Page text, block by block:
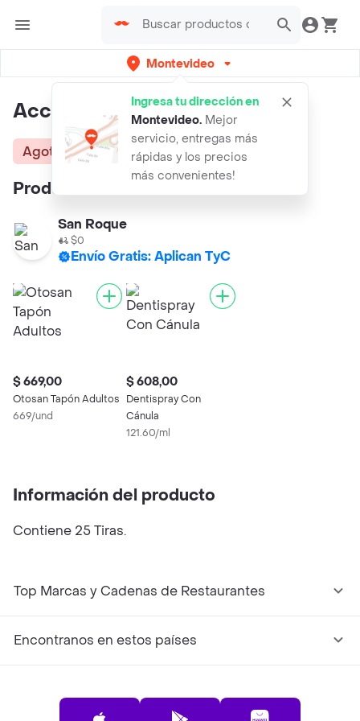
Montevideo
Ingresa tu dirección en
Montevideo. Mejor
servicio, entregas más
rápidas y los precios
más convenientes!
Accu Chek Tiras Performa
Agotado
Productos similares:
San Roque
$0
Envío Gratis: Aplican TyC
$ 669,00
Otosan Tapón Adultos
669/und
$ 608,00
Dentispray Con
Cánula
121.60/ml
Información del producto
Contiene 25 Tiras.
Top Marcas y Cadenas de Restaurantes
Encontranos en estos países